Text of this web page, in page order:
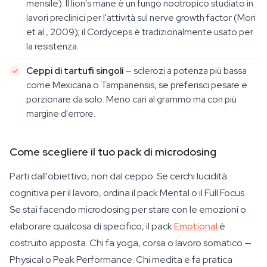
mensile). Il lion's mane è un fungo nootropico studiato in
lavori preclinici per l'attività sul nerve growth factor (Mori
et al., 2009); il Cordyceps è tradizionalmente usato per
la resistenza.
Ceppi di tartufi singoli— sclerozi a potenza più bassa
come Mexicana o Tampanensis, se preferisci pesare e
porzionare da solo. Meno cari al grammo ma con più
margine d'errore.
Come scegliere il tuo pack di microdosing
Parti dall'obiettivo, non dal ceppo. Se cerchi lucidità
cognitiva per il lavoro, ordina il pack Mental o il Full Focus.
Se stai facendo microdosing per stare con le emozioni o
elaborare qualcosa di specifico, il packEmotional è
costruito apposta. Chi fa yoga, corsa o lavoro somatico —
Physical o Peak Performance. Chi medita e fa pratica